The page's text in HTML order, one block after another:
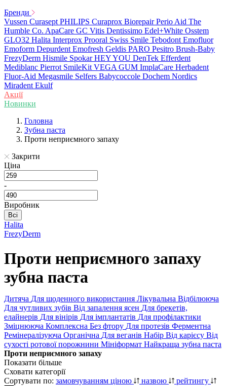
Бренди
Vussen Curasept PHILIPS Curaprox Biorepair Perio Aid The
Humble Co. ApaCare GC Vitis Dentissimo Edel+White Osstem
GLO32 Halita Interprox Prooral Swiss Smile Tebodont Emofluor
Emoform Depurdent Emofresh Geldis PARO Pesitro Brush-Baby
FrezyDerm Hismile Spokar HEY YOU DenTek Efferdent
Mediblanc Pierrot SmileKit VEGA GUM ImplaCare Herbadent
Fluor-Aid Megasmile Selfers Babycoccole Dochem Nordics
Miradent Ekulf
Акції
Новинки
Головна
Зубна паста
Проти неприємного запаху
Закрити
Ціна
-
Виробник
Всі
Halita
FrezyDerm
Проти неприємного запаху
зубна паста
Дитяча Для щоденного використання Лікувальна Відбілююча
Для чутливих зубів Від запалення ясен Для брекетів,
елайнерів Для вінірів Для імплантатів Для профілактики
Зміцнююча Комплексна Без фтору Для протезів Ферментна
Ремінералізуюча Органічна Для веганів Набір Від карієсу Від
сухості ротової порожнини Мініформат Найкраща зубна паста
Проти неприємного запаху
Показати більше
Сховати категорії
Сортувати по: замовчуванням ціною назвою
рейтингу